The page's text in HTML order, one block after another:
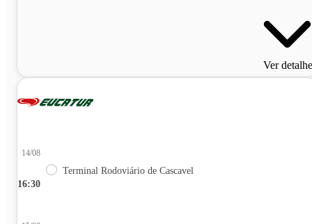
Ver
16:30
14/08
Terminal Rodoviário de Cascavel